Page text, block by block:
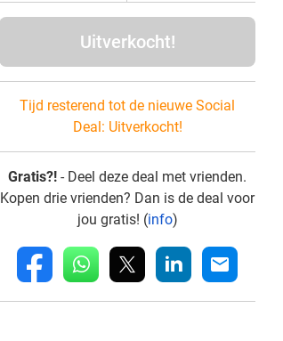
Uitverkocht!
Tijd resterend tot de nieuwe Social
Deal: Uitverkocht!
Gratis?! - Deel deze deal met vrienden.
Kopen drie vrienden? Dan is de deal voor
jou gratis! (info)
fb whatsapp linkedin mail